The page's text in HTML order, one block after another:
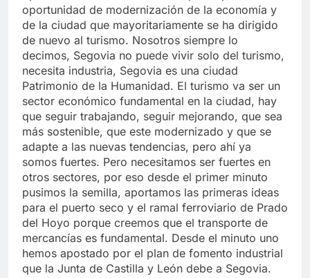
oportunidad de modernización de la economía y
de la ciudad que mayoritariamente se ha dirigido
de nuevo al turismo. Nosotros siempre lo
decimos, Segovia no puede vivir solo del turismo,
necesita industria, Segovia es una ciudad
Patrimonio de la Humanidad. El turismo va ser un
sector económico fundamental en la ciudad, hay
que seguir trabajando, seguir mejorando, que sea
más sostenible, que este modernizado y que se
adapte a las nuevas tendencias, pero ahí ya
somos fuertes. Pero necesitamos ser fuertes en
otros sectores, por eso desde el primer minuto
pusimos la semilla, aportamos las primeras ideas
para el puerto seco y el ramal ferroviario de Prado
del Hoyo porque creemos que el transporte de
mercancías es fundamental. Desde el minuto uno
hemos apostado por el plan de fomento industrial
que la Junta de Castilla y León debe a Segovia.